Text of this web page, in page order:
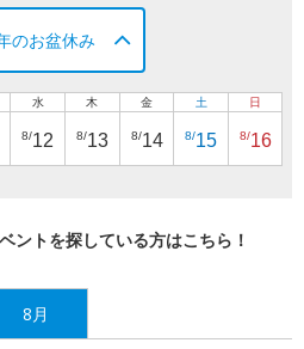
のお盆休み
水
8/12
木
8/13
金
8/14
土
8/15
日
8/16
ントを探している方はこちら！
8月